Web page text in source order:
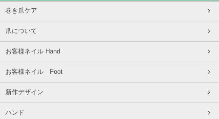
巻き爪ケア
爪について
お客様ネイル Hand
お客様ネイル Foot
新作デザイン
ハンド